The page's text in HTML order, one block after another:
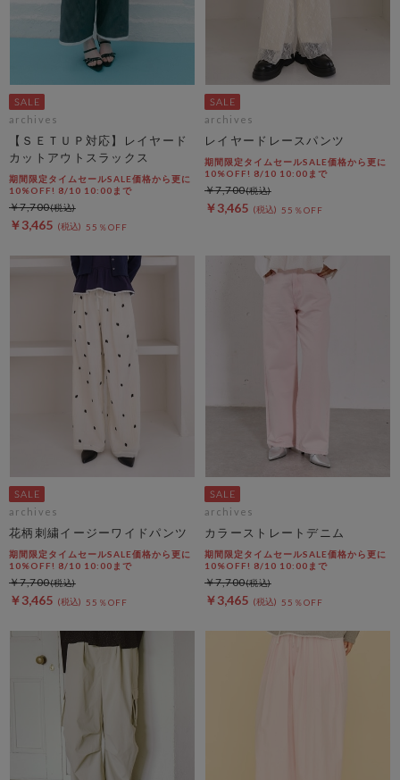
archives
【ＳＥＴＵＰ対応】レイヤード
カットアウトスラックス
期間限定タイムセールSALE価格から更に
10%OFF! 8/10 10:00まで
￥3,465 55％OFF
￥7,700
archives
レイヤードレースパンツ
期間限定タイムセールSALE価格から更に
10%OFF! 8/10 10:00まで
￥3,465 55％OFF
￥7,700
archives
花柄刺繍イージーワイドパンツ
期間限定タイムセールSALE価格から更に
10%OFF! 8/10 10:00まで
￥3,465 55％OFF
￥7,700
archives
カラーストレートデニム
期間限定タイムセールSALE価格から更に
10%OFF! 8/10 10:00まで
￥3,465 55％OFF
￥7,700